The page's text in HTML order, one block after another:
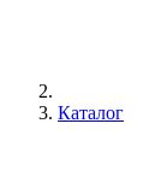
Каталог